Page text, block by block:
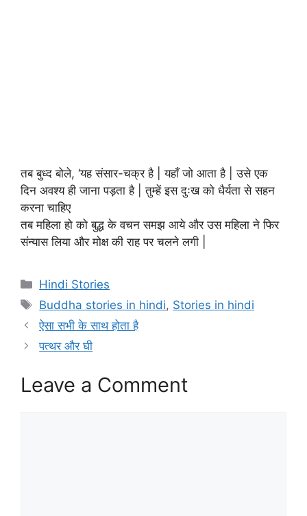
तब बुध्द बोले, ‘यह संसार-चक्र है | यहाँ जो आता है | उसे एक
दिन अवश्य ही जाना पड़ता है | तुम्हें इस दुःख को धैर्यता से सहन
करना चाहिए
तब महिला हो को बुद्ध के वचन समझ आये और उस महिला ने फिर
संन्यास लिया और मोक्ष की राह पर चलने लगी |
Categories
Hindi Stories
Tags
Buddha stories in hindi, Stories in hindi
ऐसा सभी के साथ होता है
पत्थर और घी
Leave a Comment